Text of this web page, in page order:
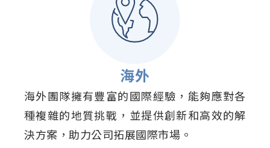
海外
海外團隊擁有豐富的國際經驗，能夠應對各
種複雜的地質挑戰，並提供創新和高效的解
決方案，助力公司拓展國際市場。